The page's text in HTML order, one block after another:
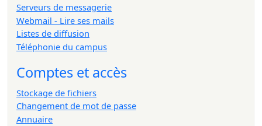
Serveurs de messagerie
Webmail - Lire ses mails
Listes de diffusion
Téléphonie du campus
Comptes et accès
Stockage de fichiers
Changement de mot de passe
Annuaire